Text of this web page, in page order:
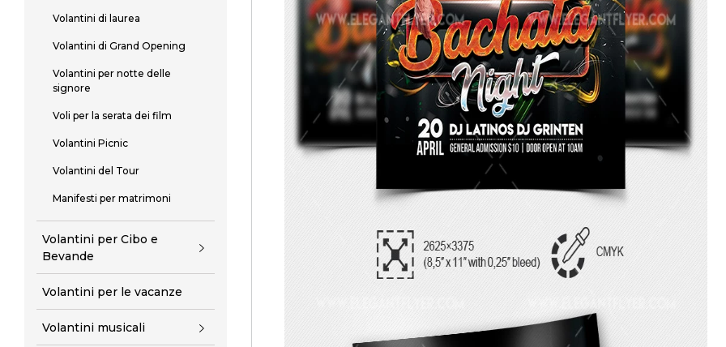
Volantini di laurea
Volantini di Grand Opening
Volantini per notte delle
signore
Voli per la serata dei film
Volantini Picnic
Volantini del Tour
Manifesti per matrimoni
Volantini per Cibo e
Bevande
Volantini per le vacanze
Volantini musicali